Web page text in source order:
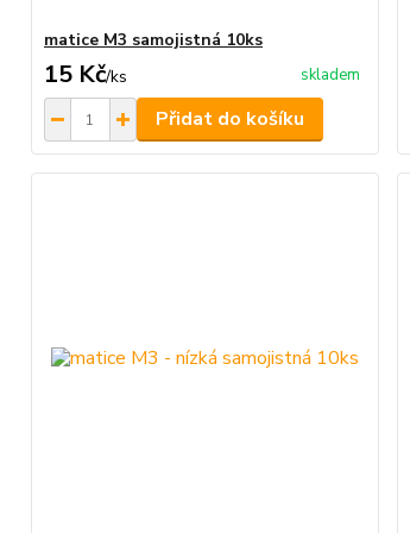
matice M3 samojistná 10ks
15 Kč/ks skladem
Přidat do košíku